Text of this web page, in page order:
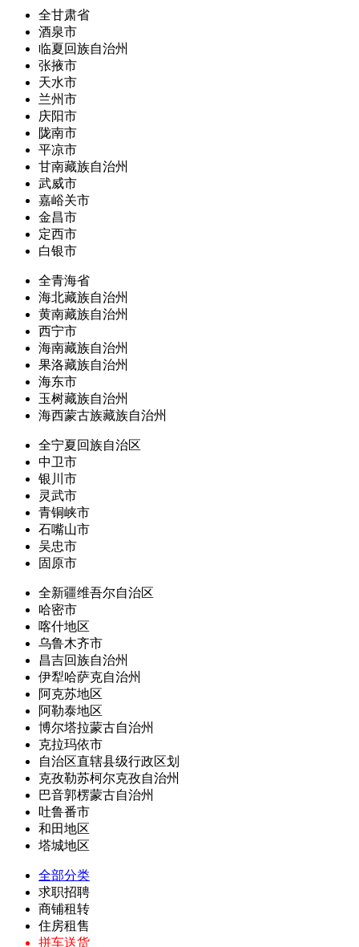
全甘肃省
酒泉市
临夏回族自治州
张掖市
天水市
兰州市
庆阳市
陇南市
平凉市
甘南藏族自治州
武威市
嘉峪关市
金昌市
定西市
白银市
全青海省
海北藏族自治州
黄南藏族自治州
西宁市
海南藏族自治州
果洛藏族自治州
海东市
玉树藏族自治州
海西蒙古族藏族自治州
全宁夏回族自治区
中卫市
银川市
灵武市
青铜峡市
石嘴山市
吴忠市
固原市
全新疆维吾尔自治区
哈密市
喀什地区
乌鲁木齐市
昌吉回族自治州
伊犁哈萨克自治州
阿克苏地区
阿勒泰地区
博尔塔拉蒙古自治州
克拉玛依市
自治区直辖县级行政区划
克孜勒苏柯尔克孜自治州
巴音郭楞蒙古自治州
吐鲁番市
和田地区
塔城地区
全部分类
求职招聘
商铺租转
住房租售
拼车送货